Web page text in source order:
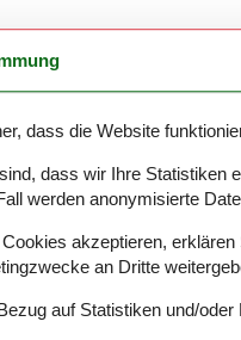
Galilea
Gamonal
dass die Website
dass wir Ihre Statistiken
werden anonymisierte
akzeptieren,
an Dritte
auf Statistiken und/